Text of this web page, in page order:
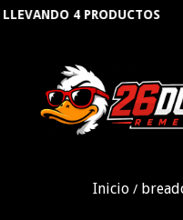
4 PRODUCTOS
Inicio /